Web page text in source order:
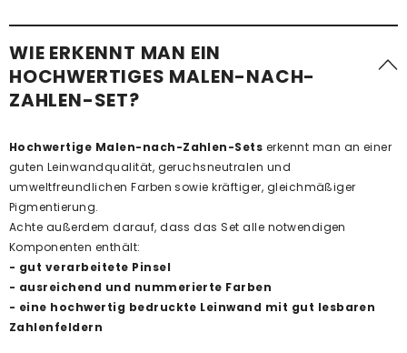
WIE ERKENNT MAN EIN
HOCHWERTIGES MALEN-NACH-
ZAHLEN-SET?
Hochwertige Malen-nach-Zahlen-Sets erkennt man an einer
guten Leinwandqualität, geruchsneutralen und
umweltfreundlichen Farben sowie kräftiger, gleichmäßiger
Pigmentierung.
Achte außerdem darauf, dass das Set alle notwendigen
Komponenten enthält:
- gut verarbeitete Pinsel
- ausreichend und nummerierte Farben
- eine hochwertig bedruckte Leinwand mit gut lesbaren
Zahlenfeldern